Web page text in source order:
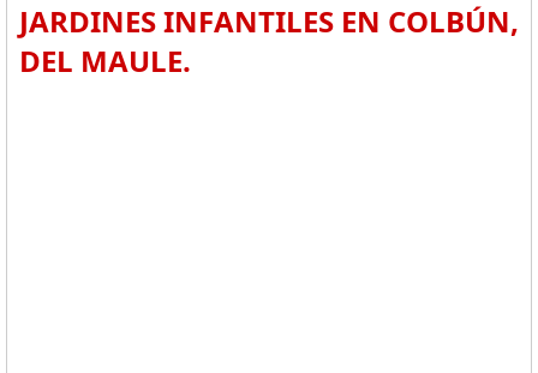
JARDINES INFANTILES EN COLBÚN,
DEL MAULE.